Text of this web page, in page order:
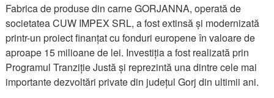
Fabrica de produse din carne GORJANNA, operată de
societatea CUW IMPEX SRL, a fost extinsă și modernizată
printr-un proiect finanțat cu fonduri europene în valoare de
aproape 15 milioane de lei. Investiția a fost realizată prin
Programul Tranziție Justă și reprezintă una dintre cele mai
importante dezvoltări private din județul Gorj din ultimii ani.